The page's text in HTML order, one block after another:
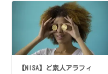
【NISA】ど素人アラフィ